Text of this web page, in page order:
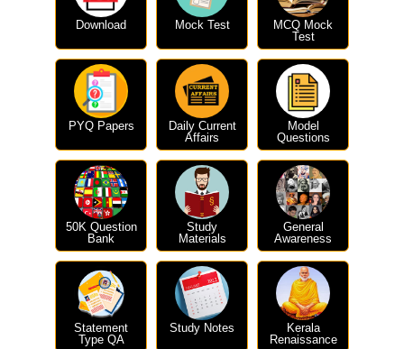
Download Mock Test
MCQ Mock
Test
PYQ Papers
Daily Current
Affairs
Model
Questions
50K Question
Bank
Study
Materials
General
Awareness
Statement
Type QA
Study Notes
Kerala
Renaissance